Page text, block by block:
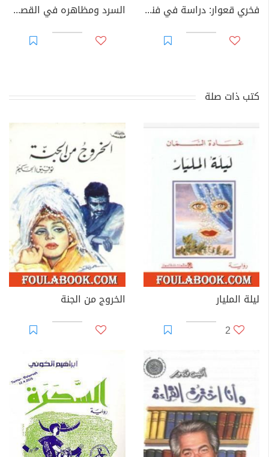
فخري قعوار: دراسة في فنه القصصي السرد ومظاهره في القصة العربية القصيرة
كتب ذات صلة
ليلة المليار
2
الخروج من الجنة